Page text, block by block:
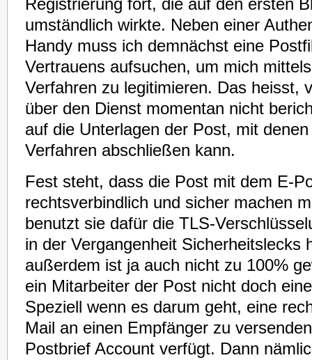
Registrierung fort, die auf den ersten
umständlich wirkte. Neben einer
Handy muss ich demnächst eine
Vertrauens aufsuchen, um mich
Verfahren zu legitimieren. Das heisst,
über den Dienst momentan nicht
auf die Unterlagen der Post, mit
Verfahren abschließen kann.
Fest steht, dass die Post mit dem E-
rechtsverbindlich und sicher machen
benutzt sie dafür die TLS-
in der Vergangenheit Sicherheitslecks
außerdem ist ja auch nicht zu 100%
ein Mitarbeiter der Post nicht doch
Speziell wenn es darum geht, eine
Mail an einen Empfänger zu
Postbrief Account verfügt. Dann